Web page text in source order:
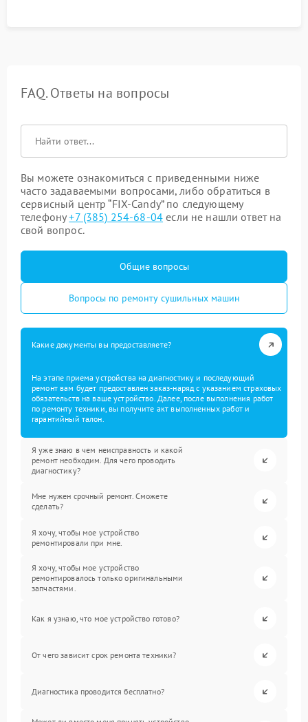
FAQ. Ответы на вопросы
Вы можете ознакомиться с приведенными ниже
часто задаваемыми вопросами, либо обратиться в
сервисный центр “FIX-Candy” по следующему
телефону+7 (385) 254-68-04 если не нашли ответ на
свой вопрос.
Общие вопросы
Вопросы по ремонту сушильных машин
Какие документы вы предоставляете?
На этапе приема устройства на диагностику и последующий
ремонт вам будет предоставлен заказ-наряд с указанием страховых
обязательств на ваше устройство. Далее, после выполнения работ
по ремонту техники, вы получите акт выполненных работ и
гарантийный талон.
Я уже знаю в чем неисправность и какой
ремонт необходим. Для чего проводить
диагностику?
Мне нужен срочный ремонт. Сможете
сделать?
Я хочу, чтобы мое устройство
ремонтировали при мне.
Я хочу, чтобы мое устройство
ремонтировалось только оригинальными
запчастями.
Как я узнаю, что мое устройство готово?
От чего зависит срок ремонта техники?
Диагностика проводится бесплатно?